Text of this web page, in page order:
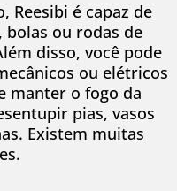
Reesibi é capaz de
bolas ou rodas de
disso, você pode
ou elétricos
manter o fogo da
pias, vasos
Existem muitas